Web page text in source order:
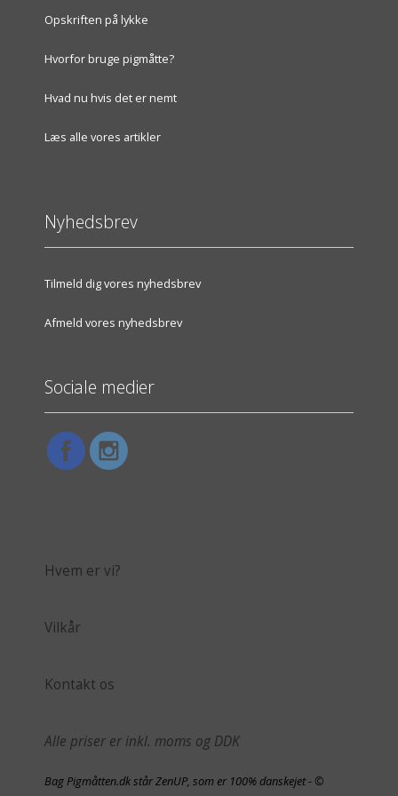
Opskriften på lykke
Hvorfor bruge pigmåtte?
Hvad nu hvis det er nemt
Læs alle vores artikler
Nyhedsbrev
Tilmeld dig vores nyhedsbrev
Afmeld vores nyhedsbrev
Sociale medier
Hvem er vi?
Vilkår
Kontakt os
Alle priser er inkl. moms og DDK
Bag Pigmåtten.dk står ZenUP, som er 100% danskejet - ©